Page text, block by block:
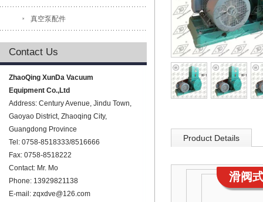
真空泵配件
Contact Us
ZhaoQing XunDa Vacuum
Equipment Co.,Ltd
Address: Century Avenue, Jindu Town,
Gaoyao District, Zhaoqing City,
Guangdong Province
Tel: 0758-8518333/8516666
Fax: 0758-8518222
Contact: Mr. Mo
Phone: 13929821138
E-mail: zqxdve@126.com
Product Details
滑阀